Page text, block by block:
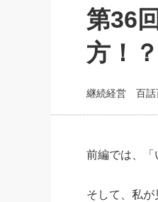
相談15：銀行がやたらと
利を勧めてきます！やは
がよいのでしょうか！
強い会社を
日本レーザ
(3)
武器として
社長のため
継続経営
第36
方！
継続経営 百話
前編では、「
そして、私が